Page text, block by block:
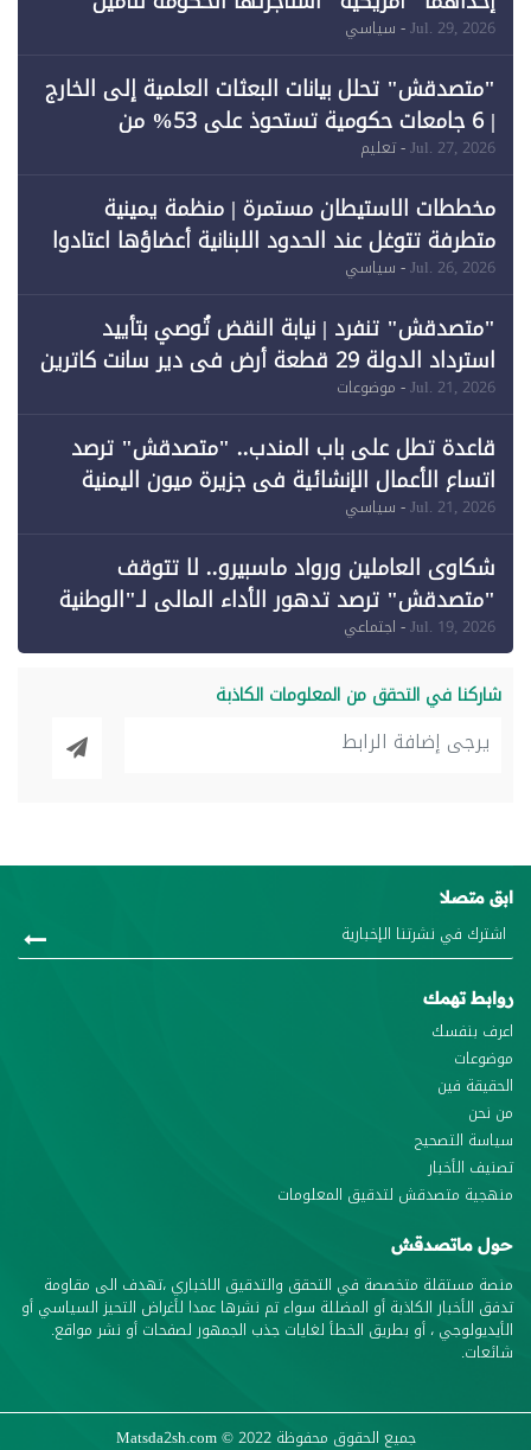
احتياجات الطاقة
Jul. 29, 2026- سياسي
"متصدقش" تحلل بيانات البعثات العلمية إلى الخارج
| 6 جامعات حكومية تستحوذ على 53% من
Jul. 27, 2026- تعليم
مخططات الاستيطان مستمرة | منظمة يمينية
متطرفة تتوغل عند الحدود اللبنانية أعضاؤها اعتادوا
خرق الحدود
Jul. 26, 2026- سياسي
"متصدقش" تنفرد | نيابة النقض تُوصي بتأييد
استرداد الدولة 29 قطعة أرض في دير سانت كاترين
وقبول طعن الحكومة جزئيًا (1)
Jul. 21, 2026- موضوعات
قاعدة تطل على باب المندب.. "متصدقش" ترصد
اتساع الأعمال الإنشائية في جزيرة ميون اليمنية
Jul. 21, 2026- سياسي
شكاوى العاملين ورواد ماسبيرو.. لا تتوقف
"متصدقش" ترصد تدهور الأداء المالي لـ"الوطنية
للإعلام"
Jul. 19, 2026- اجتماعي
شاركنا في التحقق من المعلومات الكاذبة
ابق متصلا
روابط تهمك
اعرف بنفسك
موضوعات
الحقيقة فين
من نحن
سياسة التصحيح
تصنيف الأخبار
منهجية متصدقش لتدقيق المعلومات
حول ماتصدقش
منصة مستقلة متخصصة في التحقق والتدقيق الاخباري ،تهدف الى مقاومة
تدفق الأخبار الكاذبة أو المضللة سواء تم نشرها عمدا لأغراض التحيز السياسي أو
الأيديولوجي ، أو بطريق الخطأ لغايات جذب الجمهور لصفحات أو نشر مواقع.
شائعات.
جميع الحقوق محفوظة Matsda2sh.com© 2022